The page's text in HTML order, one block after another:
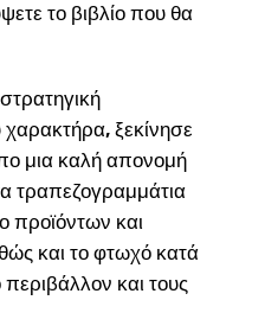
το βιβλίο που θα
ξεκίνησε
μια καλή απονομή
τραπεζογραμμάτια
προϊόντων και
και το φτωχό κατά
και τους